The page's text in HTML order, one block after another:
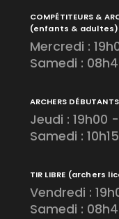
COMPÉTITEURS &
(enfants & adultes)
Mercredi :
Samedi :
ARCHERS DÉBUTANTS
Jeudi : 19h00
Samedi :
TIR LIBRE (archers
Vendredi :
Samedi :